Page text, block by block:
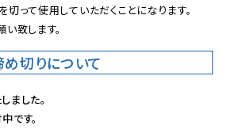
って使用していただくことになります。
致します。
切りについて
ました。
です。